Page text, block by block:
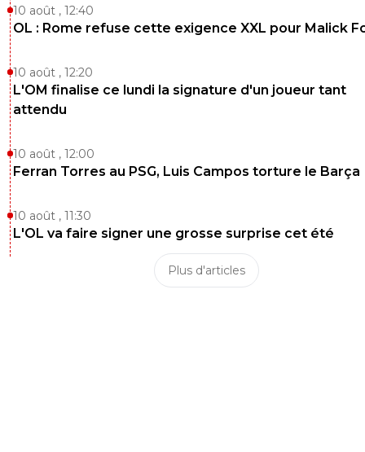
10 août , 12:40
OL : Rome refuse cette exigence XXL pour Malick
10 août , 12:20
L'OM finalise ce lundi la signature d'un joueur tant
attendu
10 août , 12:00
Ferran Torres au PSG, Luis Campos torture le Barça
10 août , 11:30
L'OL va faire signer une grosse surprise cet été
Plus d'articles